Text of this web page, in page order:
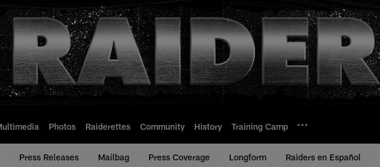
Photos Raiderettes Community History Training Camp
Press Releases Mailbag Press Coverage Longform Raiders en Español